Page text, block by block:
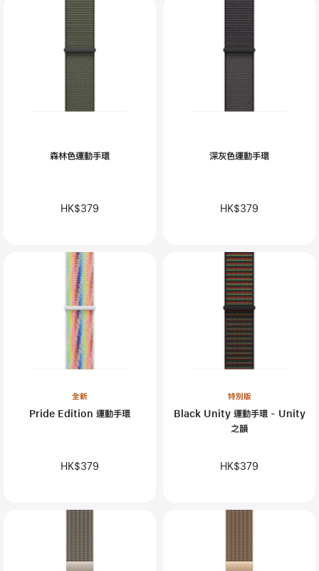
森林色運動手環
HK$379
深灰色運動手環
HK$379
全新
Pride Edition 運動手環
HK$379
特別版
Black Unity 運動手環 - Unity
之韻
HK$379